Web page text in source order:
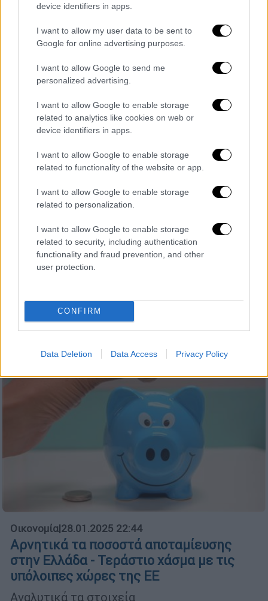
device identifiers in apps.
I want to allow my user data to be sent to
Google for online advertising purposes.
I want to allow Google to send me
personalized advertising.
I want to allow Google to enable storage
related to analytics like cookies on web or
device identifiers in apps.
I want to allow Google to enable storage
related to functionality of the website or app.
I want to allow Google to enable storage
related to personalization.
I want to allow Google to enable storage
related to security, including authentication
functionality and fraud prevention, and other
user protection.
CONFIRM
Data Deletion Data Access Privacy Policy
Κόσμος|28.01.2025 22:53
Έτοιμος για διαπραγματεύσεις ο Πούτιν
για την Ουκρανία, αλλά όχι με τον
Ζελένσκι – «Είναι παράνομα στην
εξουσία»
τους συμμάχους του στη Δύση»
Οικονομία|28.01.2025 22:44
Αρνητικά τα ποσοστά αποταμίευσης
στην Ελλάδα - Τεράστιο χάσμα με τις
υπόλοιπες χώρες της ΕΕ
Αναλυτικά τα στοιχεία